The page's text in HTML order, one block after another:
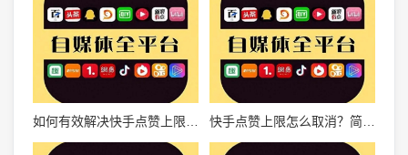
如何有效解决快手点赞上限问题，让互动更加畅快 快手点赞上限怎么取消？简单操作，快速突破！